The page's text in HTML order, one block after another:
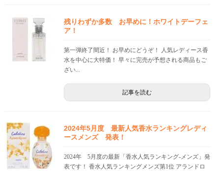
残りわずか多数 お早めに！ホワイトデーフェ
ア！
第一弾終了間近！ お早めにどうぞ！ 人気レディース香
水を中心に大特価！ 早々に完売が予想される商品もご
ざい...
記事を読む
2024年5月度 最新人気香水ランキングレディ
ースメンズ 発表！
2024年 5月度の最新「香水人気ランキング-メンズ」発
表です！ 香水人気ランキングメンズ第1位 アランドロ